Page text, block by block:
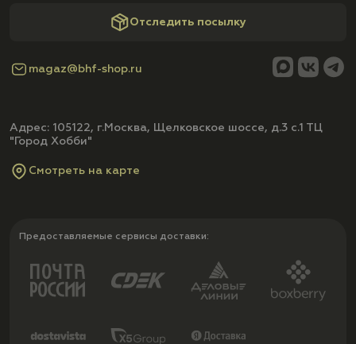
Отследить посылку
magaz@bhf-shop.ru
Адрес: 105122, г.Москва, Щелковское шоссе, д.3 с.1 ТЦ
"Город Хобби"
Смотреть на карте
Предоставляемые сервисы доставки: